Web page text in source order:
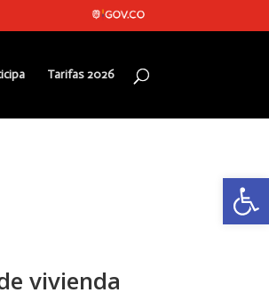
Tarifas 2026
vivienda